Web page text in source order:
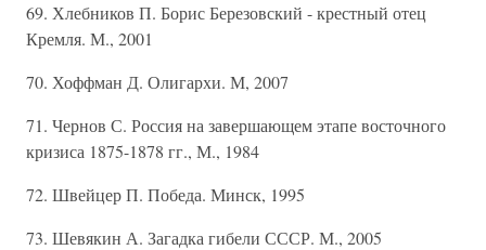
69. Хлебников П. Борис Березовский - крестный отец
Кремля. М., 2001
70. Хоффман Д. Олигархи. М, 2007
71. Чернов С. Россия на завершающем этапе восточного
кризиса 1875-1878 гг., М., 1984
72. Швейцер П. Победа. Минск, 1995
73. Шевякин А. Загадка гибели СССР. М., 2005